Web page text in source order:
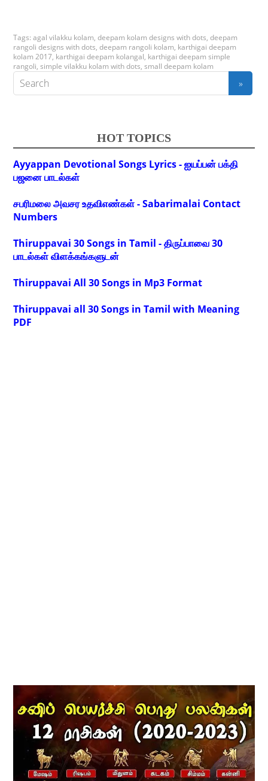
Tags:agal vilakku kolam,deepam kolam designs with dots,deepam
rangoli designs with dots,deepam rangoli kolam, karthigai deepam
kolam 2017, karthigai deepam kolangal, karthigai deepam simple
rangoli,simple vilakku kolam with dots,small deepam kolam
HOT TOPICS
Ayyappan Devotional Songs Lyrics - ஐயப்பன் பக்தி
பஜனை பாடல்கள்
சபரிமலை அவசர உதவிஎண்கள் - Sabarimalai Contact
Numbers
Thiruppavai 30 Songs in Tamil - திருப்பாவை 30
பாடல்கள் விளக்கங்களுடன்
Thiruppavai All 30 Songs in Mp3 Format
Thiruppavai all 30 Songs in Tamil with Meaning
PDF